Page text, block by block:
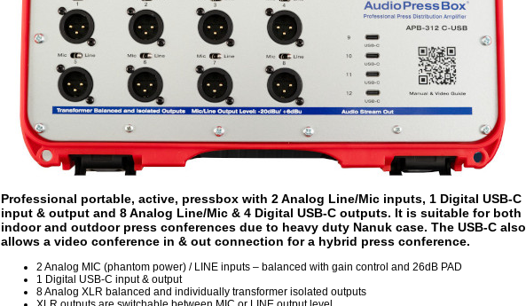
Professional portable, active, pressbox with 2 Analog Line/Mic inputs, 1 Digital USB-C
input & output and 8 Analog Line/Mic & 4 Digital USB-C outputs. It is suitable for both
indoor and outdoor press conferences due to heavy duty Nanuk case. The USB-C also
allows a video conference in & out connection for a hybrid press conference.
2 Analog MIC (phantom power) / LINE inputs – balanced with gain control and 26dB PAD
1 Digital USB-C input & output
8 Analog XLR balanced and individually transformer isolated outputs